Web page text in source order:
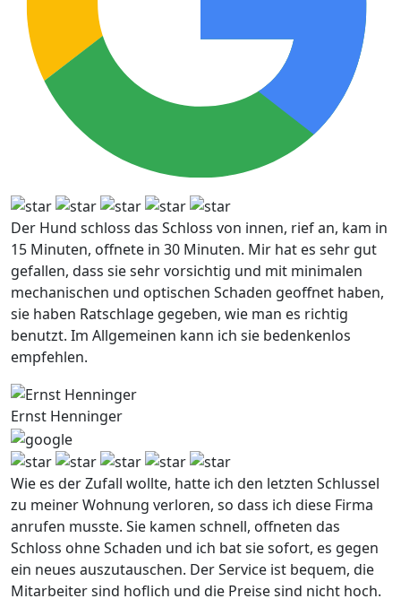
Der Hund schloss das Schloss von innen, rief an, kam in
15 Minuten, offnete in 30 Minuten. Mir hat es sehr gut
gefallen, dass sie sehr vorsichtig und mit minimalen
mechanischen und optischen Schaden geoffnet haben,
sie haben Ratschlage gegeben, wie man es richtig
benutzt. Im Allgemeinen kann ich sie bedenkenlos
empfehlen.
Ernst Henninger
Wie es der Zufall wollte, hatte ich den letzten Schlussel
zu meiner Wohnung verloren, so dass ich diese Firma
anrufen musste. Sie kamen schnell, offneten das
Schloss ohne Schaden und ich bat sie sofort, es gegen
ein neues auszutauschen. Der Service ist bequem, die
Mitarbeiter sind hoflich und die Preise sind nicht hoch.